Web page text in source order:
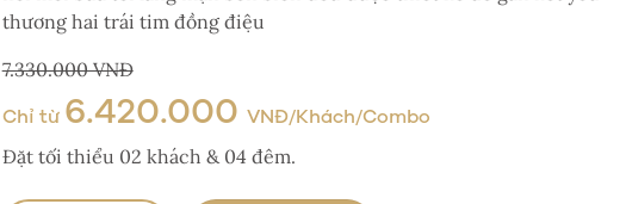
thương hai trái tim đồng điệu
7.330.000 VNĐ
Chỉ từ 6.420.000 VNĐ/Khách/Combo
Đặt tối thiểu 02 khách & 04 đêm.